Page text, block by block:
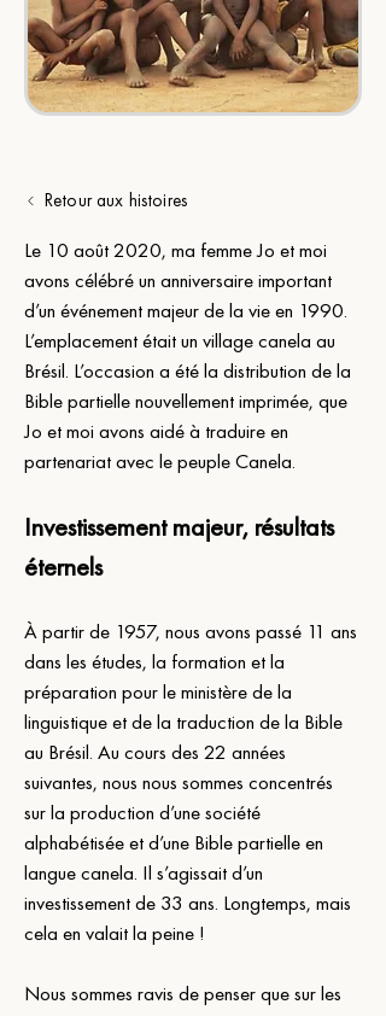
Retour aux histoires
Le 10 août 2020, ma femme Jo et moi
avons célébré un anniversaire important
d’un événement majeur de la vie en 1990.
L’emplacement était un village canela au
Brésil. L’occasion a été la distribution de la
Bible partielle nouvellement imprimée, que
Jo et moi avons aidé à traduire en
partenariat avec le peuple Canela.
Investissement majeur, résultats
éternels
À partir de 1957, nous avons passé 11 ans
dans les études, la formation et la
préparation pour le ministère de la
linguistique et de la traduction de la Bible
au Brésil. Au cours des 22 années
suivantes, nous nous sommes concentrés
sur la production d’une société
alphabétisée et d’une Bible partielle en
langue canela. Il s’agissait d’un
investissement de 33 ans. Longtemps, mais
cela en valait la peine !
Nous sommes ravis de penser que sur les